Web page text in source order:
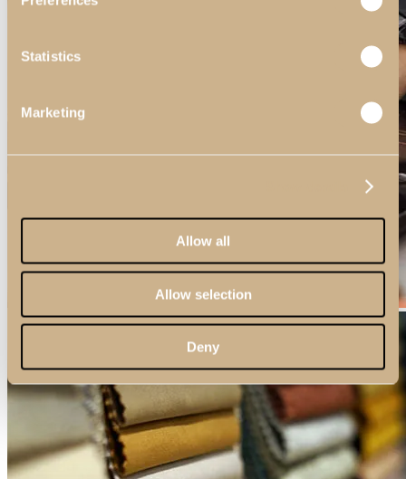
Statistics
Marketing
Allow all
Allow selection
Deny